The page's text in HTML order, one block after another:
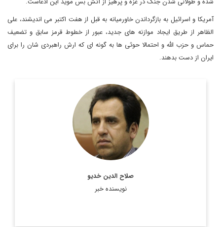
آمریکا و اسرائیل به بازگرداندن خاورمیانه به قبل از هفت اکتبر می اندیشند، علی
الظاهر از طریق ایجاد موازنه های جدید، عبور از خطوط قرمز سابق و تضعیف
حماس و حزب الله و احتمالا حوثی ها به گونه ای که ارش راهبردی شان را برای
ایران از دست بدهند.
صلاح الدین خدیو
نویسنده خبر
کارشناس مسائل بین الملل و پژوهشگر مسائل کردی
اطلاعات بیشتر